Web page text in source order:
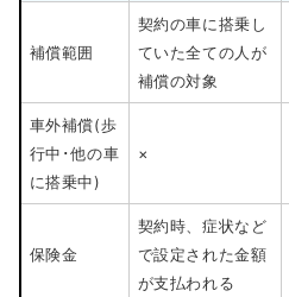
補償範囲
契約の車に搭乗し
ていた全ての人が
補償の対象
車外補償(歩
行中･他の車
に搭乗中)
×
保険金
契約時、症状など
で設定された金額
が支払われる